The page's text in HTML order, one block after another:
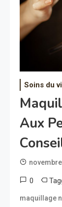
Soins du
Aux
0
maquillage